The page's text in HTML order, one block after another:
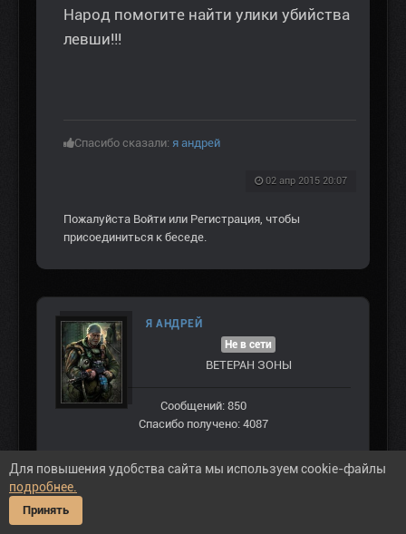
Народ помогите найти улики убийства
левши!!!
Спасибо сказали: я андрей
02 апр 2015 20:07
Пожалуйста Войти или Регистрация, чтобы
присоединиться к беседе.
Я АНДРЕЙ
Не в сети
ВЕТЕРАН ЗOНЫ
Сообщений: 850
Спасибо получено: 4087
Для повышения удобства сайта мы используем cookie-файлы
подробнее.
Принять